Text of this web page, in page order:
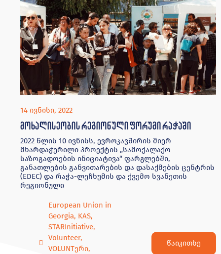
14 ივნისი, 2022
მოხალისეობის რეგიონული ფორუმი რაჭაში
2022 წლის 10 ივნისს, ევროკავშირის მიერ
მხარდაჭერილი პროექტის „სამოქალაქო
საზოგადოების ინიციატივა“ ფარგლებში,
განათლების განვითარების და დასაქმების ცენტრის
(EDEC) და რაჭა-ლეჩხუმის და ქვემო სვანეთის
რეგიონული
European Union in
Georgia, KAS,
STARInitiative,
Volunteer,
VOLUNTერი,
წაიკითხე